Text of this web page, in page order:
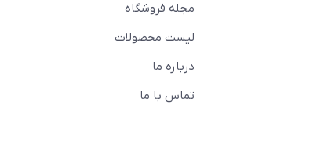
مجله فروشگاه
لیست محصولات
درباره ما
تماس با ما